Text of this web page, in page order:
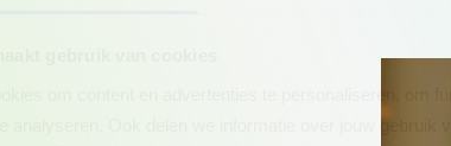
om content en advertenties te personaliseren, om
analyseren. Ook delen we informatie over jouw gebruik